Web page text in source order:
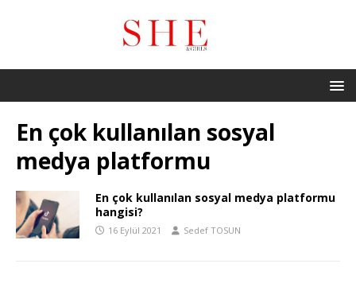
En çok kullanılan sosyal
medya platformu
En çok kullanılan sosyal medya platformu
hangisi?
16 Eylül 2021 Sedef TOSUN